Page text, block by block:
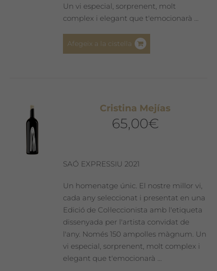
Un vi especial, sorprenent, molt
complex i elegant que t'emocionarà ...
Afegeix a la cistella
Cristina Mejías
65,00€
SAÓ EXPRESSIU 2021
Un homenatge únic. El nostre millor vi,
cada any seleccionat i presentat en una
Edició de Col·leccionista amb l'etiqueta
dissenyada per l'artista convidat de
l'any. Només 150 ampolles màgnum. Un
vi especial, sorprenent, molt complex i
elegant que t'emocionarà ...